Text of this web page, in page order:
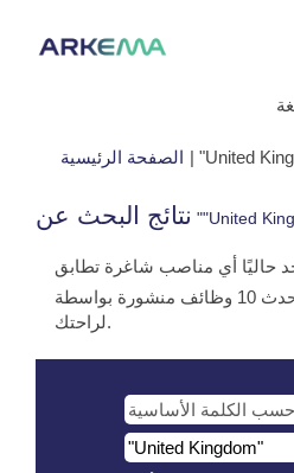
الصفحة الرئيسية |
نتائج البحث عن ""United
تم إدراج أحدث 10 وظائف منشورة بواسطة Arkema أدناه
لراحتك.